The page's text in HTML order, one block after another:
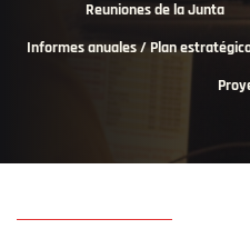
Reuniones de la Junta
Informes anuales / Plan